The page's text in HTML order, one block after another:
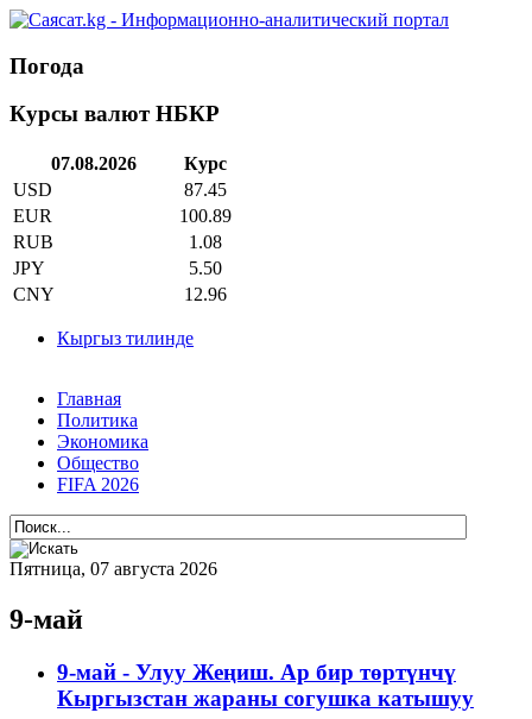
Погода
Курсы валют НБКР
07.08.2026
Курс
USD
87.45
EUR
100.89
RUB
1.08
JPY
5.50
CNY
12.96
Кыргыз тилинде
Главная
Политика
Экономика
Общество
FIFA 2026
Пятница, 07 августа 2026
9-май
9-май - Улуу Жеңиш. Ар бир төртүнчү
Кыргызстан жараны согушка катышуу